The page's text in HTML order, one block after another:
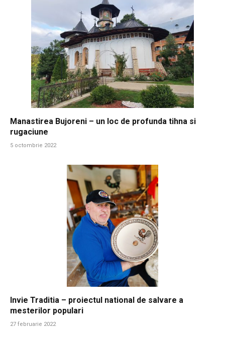
Manastirea Bujoreni – un loc de profunda tihna si
rugaciune
5 octombrie 2022
Invie Traditia – proiectul national de salvare a
mesterilor populari
27 februarie 2022